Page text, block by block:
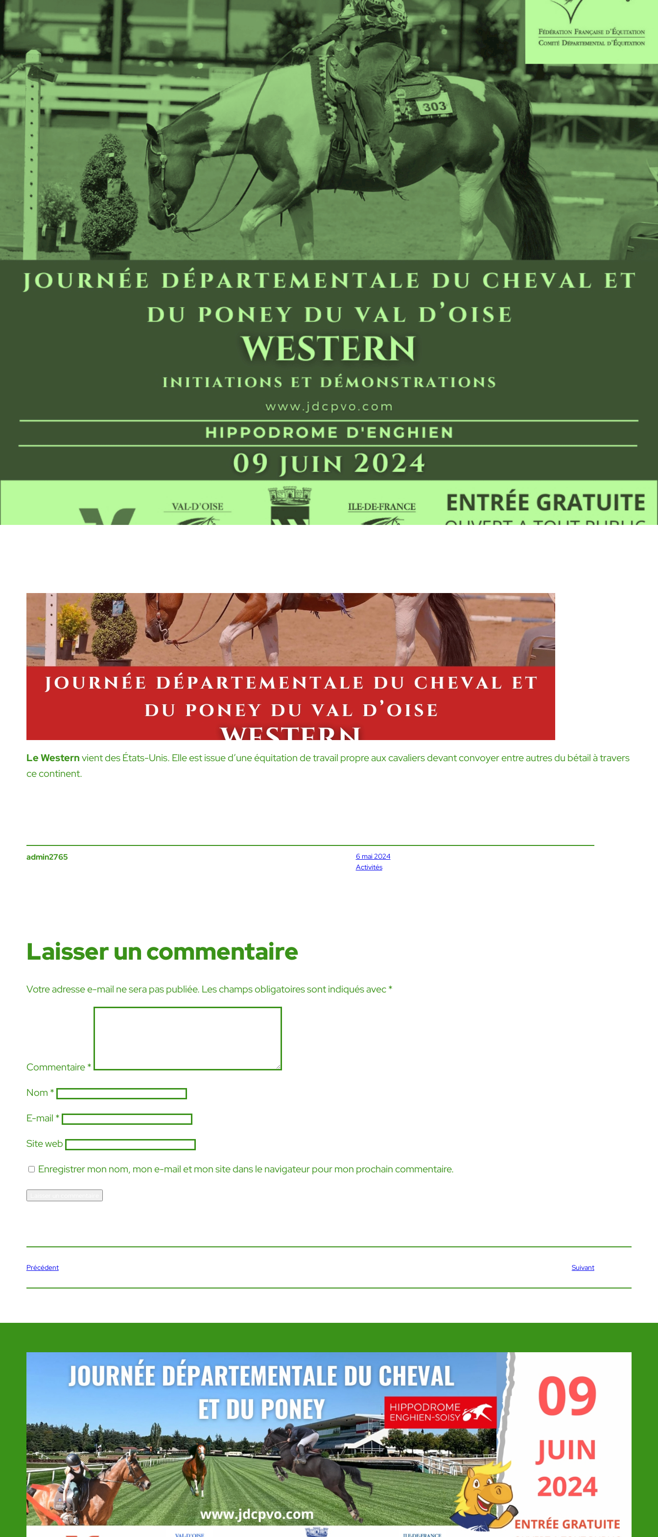
Le Westernvient des États-Unis. Elle est issue d’une équitation de travail propre aux cavaliers devant convoyer entre autres du bétail à travers
ce continent.
admin2765
6 mai 2024
Activités
Laisser un commentaire
Votre adresse e-mail ne sera pas publiée. Les champs obligatoires sont indiqués avec*
Commentaire*
Nom *
E-mail *
Site web
Enregistrer mon nom, mon e-mail et mon site dans le navigateur pour mon prochain commentaire.
Précédent Suivant